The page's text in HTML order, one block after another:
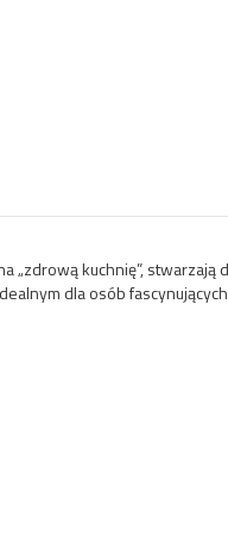
kuchnię”, stwarzają
dla osób